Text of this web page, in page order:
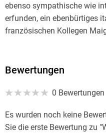
ebenso sympathische wie
erfunden, ein ebenbürtiges
französischen Kollegen
Bewertungen
0 Bewertungen
Es wurden noch keine
Sie die erste Bewertung zu